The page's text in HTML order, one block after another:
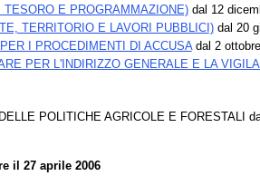
E PROGRAMMAZIONE)dal 12
TERRITORIO E LAVORI PUBBLICI)dal 20
I PROCEDIMENTI DI ACCUSAdal 2
PER L'INDIRIZZO GENERALE E LA
POLITICHE AGRICOLE E FORESTALI
il 27 aprile 2006